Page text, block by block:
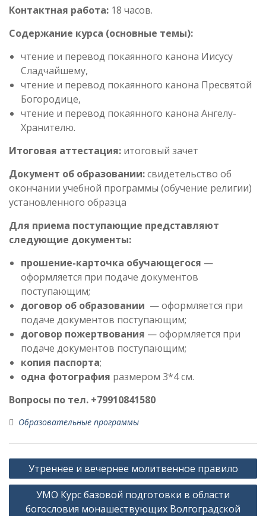
Контактная работа: 18 часов.
Содержание курса (основные темы):
чтение и перевод покаянного канона Иисусу
Сладчайшему,
чтение и перевод покаянного канона Пресвятой
Богородице,
чтение и перевод покаянного канона Ангелу-
Хранителю.
Итоговая аттестация: итоговый зачет
Документ об образовании:свидетельство об
окончании учебной программы (обучение религии)
установленного образца
Для приема поступающие представляют
следующие документы:
прошение-карточка обучающегося —
оформляется при подаче документов
поступающим;
договор об образовании — оформляется при
подаче документов поступающим;
договор пожертвования — оформляется при
подаче документов поступающим;
копия паспорта;
одна фотография размером 3*4 см.
Вопросы по тел. +79910841580
Образовательные программы
Навигация
по
записям
Утреннее и вечернее молитвенное правило
УМО Курс базовой подготовки в области
богословия монашествующих Волгоградской